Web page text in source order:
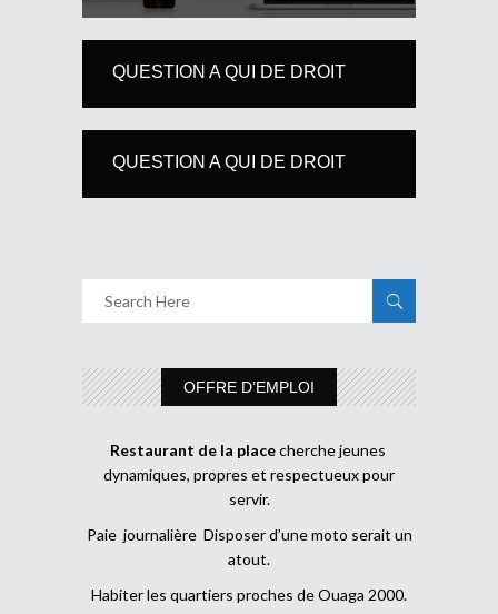
QUESTION A QUI DE DROIT
QUESTION A QUI DE DROIT
OFFRE D’EMPLOI
Restaurant de la placecherche jeunes
dynamiques, propres et respectueux pour
servir.
Paie journalière Disposer d’une moto serait un
atout.
Habiter les quartiers proches de Ouaga 2000.